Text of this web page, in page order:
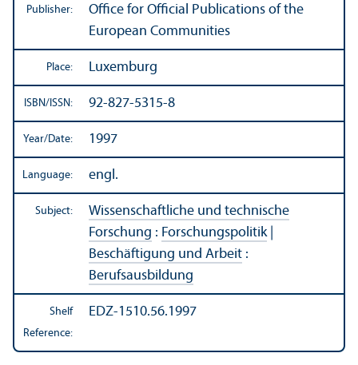
Publisher:
Office for Official Publications of the
European Communities
Place: Luxemburg
ISBN/ISSN: 92-827-5315-8
Year/Date: 1997
Language: engl.
Subject:
Wissenschaftliche und technische
Forschung : Forschungspolitik|
Beschäftigung und Arbeit :
Berufsausbildung
Shelf
Reference:
EDZ-1510.56.1997